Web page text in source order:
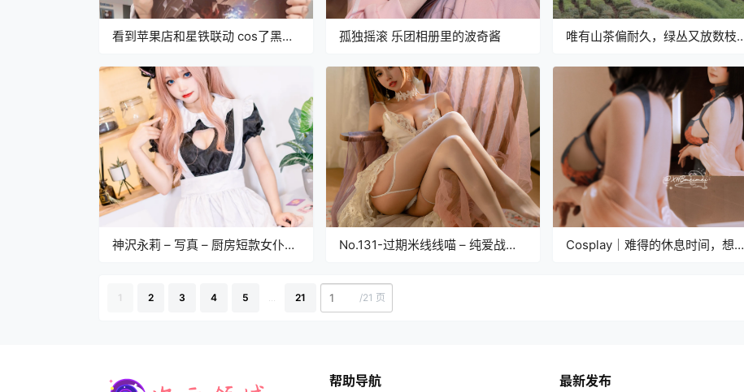
看到苹果店和星铁联动 cos了黑塔
孤独摇滚 乐团相册里的波奇酱
唯有山茶偏耐久，绿丛又放数枝
神沢永莉 – 写真 – 厨房短款女仆
No.131-过期米线线喵 – 纯爱战神
Cosplay｜难得的休息时间，想做
1 2 3 4 5 ... 21 /21 页
帮助导航 最新发布